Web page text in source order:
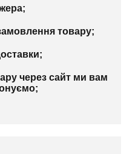
товару;
через сайт ми вам